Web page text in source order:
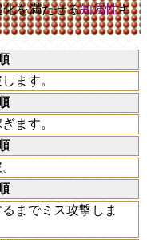
を満たせる知属性キ
ます。
ます。
までミス攻撃しま